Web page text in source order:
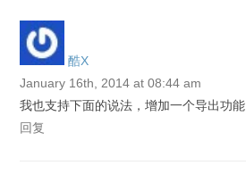
酷X
January 16th, 2014 at 08:44 am
我也支持下面的说法，增加一个导出功能
回复